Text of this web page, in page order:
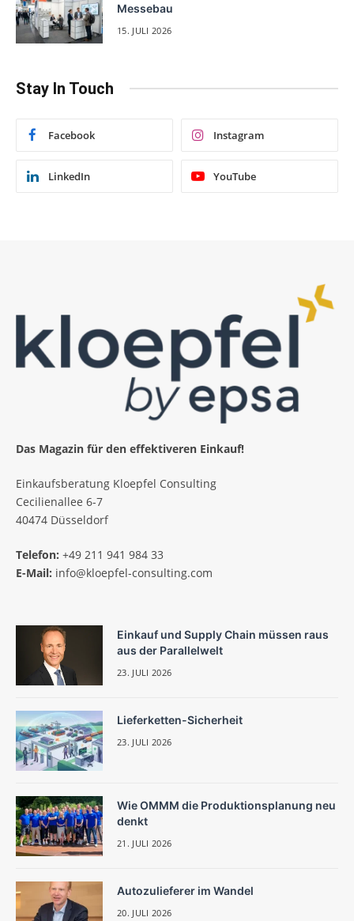
Messebau
15. JULI 2026
Stay In Touch
Facebook Instagram
LinkedIn YouTube
Das Magazin für den effektiveren Einkauf!
Einkaufsberatung Kloepfel Consulting
Cecilienallee 6-7
40474 Düsseldorf
Telefon: +49 211 941 984 33
E-Mail: info@kloepfel-consulting.com
Einkauf und Supply Chain müssen raus
aus der Parallelwelt
23. JULI 2026
Lieferketten-Sicherheit
23. JULI 2026
Wie OMMM die Produktionsplanung neu
denkt
21. JULI 2026
Autozulieferer im Wandel
20. JULI 2026